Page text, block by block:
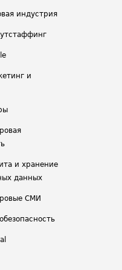
индустрия
и
и хранение
данных
СМИ